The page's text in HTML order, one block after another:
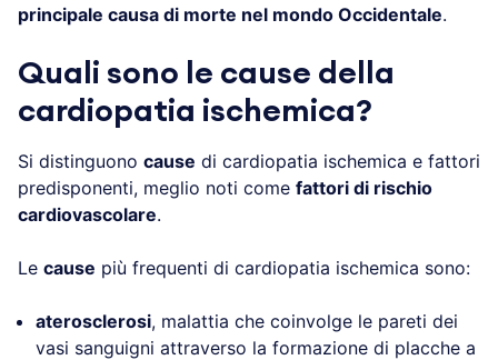
principale causa di morte nel mondo Occidentale.
Quali sono le cause della
cardiopatia ischemica?
Si distinguono cause di cardiopatia ischemica e fattori
predisponenti, meglio noti come fattori di rischio
cardiovascolare.
Le cause più frequenti di cardiopatia ischemica sono:
aterosclerosi, malattia che coinvolge le pareti dei
vasi sanguigni attraverso la formazione di placche a